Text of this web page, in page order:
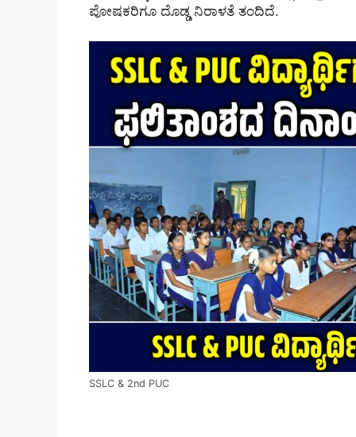
ಪೋಷಕರಿಗೂ ದೊಡ್ಡ ನಿರಾಳತೆ ತಂದಿದೆ.
SSLC & 2nd PUC